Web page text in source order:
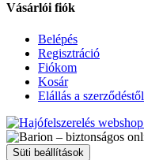
Vásárlói fiók
Belépés
Regisztráció
Fiókom
Kosár
Elállás a szerződéstől
Süti beállítások